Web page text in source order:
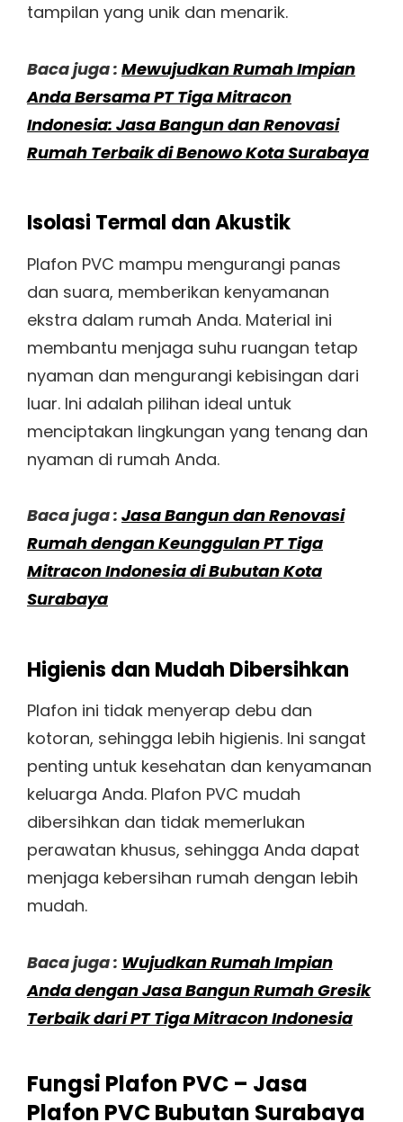
tampilan yang unik dan menarik.
Baca juga : Mewujudkan Rumah Impian
Anda Bersama PT Tiga Mitracon
Indonesia: Jasa Bangun dan Renovasi
Rumah Terbaik di Benowo Kota Surabaya
Isolasi Termal dan Akustik
Plafon PVC mampu mengurangi panas
dan suara, memberikan kenyamanan
ekstra dalam rumah Anda. Material ini
membantu menjaga suhu ruangan tetap
nyaman dan mengurangi kebisingan dari
luar. Ini adalah pilihan ideal untuk
menciptakan lingkungan yang tenang dan
nyaman di rumah Anda.
Baca juga : Jasa Bangun dan Renovasi
Rumah dengan Keunggulan PT Tiga
Mitracon Indonesia di Bubutan Kota
Surabaya
Higienis dan Mudah Dibersihkan
Plafon ini tidak menyerap debu dan
kotoran, sehingga lebih higienis. Ini sangat
penting untuk kesehatan dan kenyamanan
keluarga Anda. Plafon PVC mudah
dibersihkan dan tidak memerlukan
perawatan khusus, sehingga Anda dapat
menjaga kebersihan rumah dengan lebih
mudah.
Baca juga : Wujudkan Rumah Impian
Anda dengan Jasa Bangun Rumah Gresik
Terbaik dari PT Tiga Mitracon Indonesia
Fungsi Plafon PVC – Jasa
Plafon PVC Bubutan Surabaya